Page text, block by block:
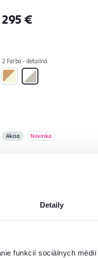
Detaily
funkcií sociálnych
295 €
2 Farba - detailná
Akcia Novinka
Jedálenský set 1+4,